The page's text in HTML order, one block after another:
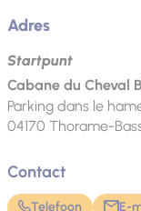
Adres
Startpunt
Cabane du Cheval
Parking dans le
04170 Thorame-
Contact
Telefoon E-